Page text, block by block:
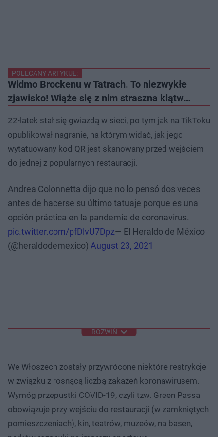
POLECANY ARTYKUŁ:
Widmo Brockenu w Tatrach. To niezwykłe
zjawisko! Wiąże się z nim straszna klątw…
22-latek stał się gwiazdą w sieci, po tym jak na TikToku
opublikował nagranie, na którym widać, jak jego
wytatuowany kod QR jest skanowany przed wejściem
do jednej z popularnych restauracji.
Andrea Colonnetta dijo que no lo pensó dos veces
antes de hacerse su último tatuaje porque es una
opción práctica en la pandemia de coronavirus.
pic.twitter.com/pfDlvU7Dpz— El Heraldo de México
(@heraldodemexico) August 23, 2021
ROZWIŃ
We Włoszech zostały przywrócone niektóre restrykcje
w związku z rosnącą liczbą zakażeń koronawirusem.
Wymóg przepustki COVID-19, czyli tzw. Green Passa
obowiązuje przy wejściu do restauracji (w zamkniętych
pomieszczeniach), kin, teatrów, muzeów, na basen,